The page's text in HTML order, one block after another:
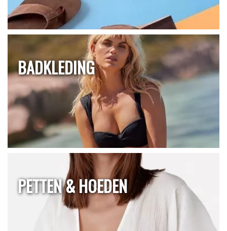
BADKLEDING
PETTEN & HOEDEN